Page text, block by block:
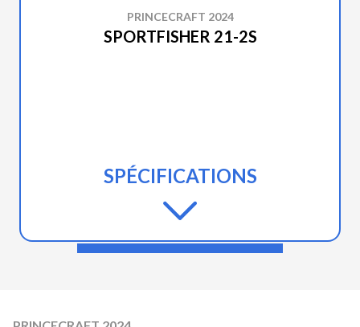
PRINCECRAFT 2024
SPORTFISHER 21-2S
SPÉCIFICATIONS